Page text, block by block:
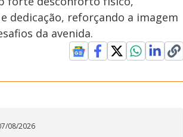
dedicação, reforçando a imagem
da avenida.
08/2026